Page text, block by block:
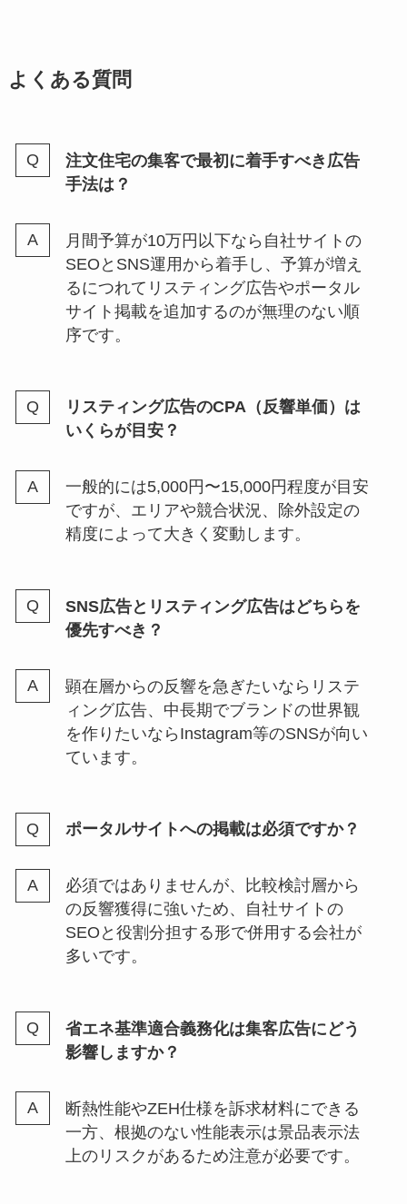
よくある質問
注文住宅の集客で最初に着手すべき広告
手法は？
月間予算が10万円以下なら自社サイトの
SEOとSNS運用から着手し、予算が増え
るにつれてリスティング広告やポータル
サイト掲載を追加するのが無理のない順
序です。
リスティング広告のCPA（反響単価）は
いくらが目安？
一般的には5,000円〜15,000円程度が目安
ですが、エリアや競合状況、除外設定の
精度によって大きく変動します。
SNS広告とリスティング広告はどちらを
優先すべき？
顕在層からの反響を急ぎたいならリステ
ィング広告、中長期でブランドの世界観
を作りたいならInstagram等のSNSが向い
ています。
ポータルサイトへの掲載は必須ですか？
必須ではありませんが、比較検討層から
の反響獲得に強いため、自社サイトの
SEOと役割分担する形で併用する会社が
多いです。
省エネ基準適合義務化は集客広告にどう
影響しますか？
断熱性能やZEH仕様を訴求材料にできる
一方、根拠のない性能表示は景品表示法
上のリスクがあるため注意が必要です。